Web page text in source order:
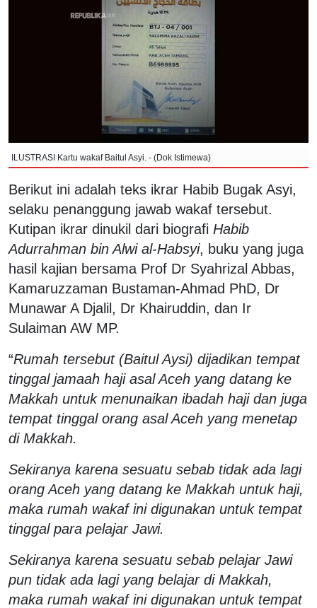
ILUSTRASI Kartu wakaf Baitul Asyi. - (Dok Istimewa)
Berikut ini adalah teks ikrar Habib Bugak Asyi,
selaku penanggung jawab wakaf tersebut.
Kutipan ikrar dinukil dari biografi Habib
Adurrahman bin Alwi al-Habsyi, buku yang juga
hasil kajian bersama Prof Dr Syahrizal Abbas,
Kamaruzzaman Bustaman-Ahmad PhD, Dr
Munawar A Djalil, Dr Khairuddin, dan Ir
Sulaiman AW MP.
“Rumah tersebut (Baitul Aysi) dijadikan tempat
tinggal jamaah haji asal Aceh yang datang ke
Makkah untuk menunaikan ibadah haji dan juga
tempat tinggal orang asal Aceh yang menetap
di Makkah.
Sekiranya karena sesuatu sebab tidak ada lagi
orang Aceh yang datang ke Makkah untuk haji,
maka rumah wakaf ini digunakan untuk tempat
tinggal para pelajar Jawi.
Sekiranya karena sesuatu sebab pelajar Jawi
pun tidak ada lagi yang belajar di Makkah,
maka rumah wakaf ini digunakan untuk tempat